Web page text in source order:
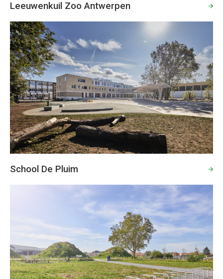
Leeuwenkuil Zoo Antwerpen
School De Pluim